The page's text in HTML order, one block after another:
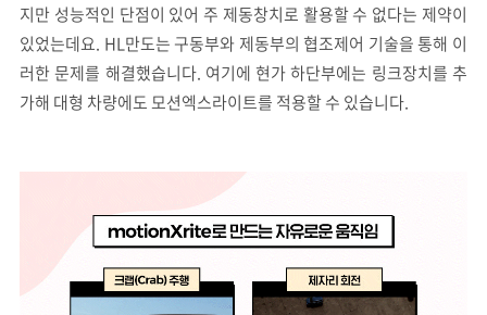
지만 성능적인 단점이 있어 주 제동창치로 활용할 수 없다는 제약이
있었는데요. HL만도는 구동부와 제동부의 협조제어 기술을 통해 이
러한 문제를 해결했습니다. 여기에 현가 하단부에는 링크장치를 추
가해 대형 차량에도 모션엑스라이트를 적용할 수 있습니다.